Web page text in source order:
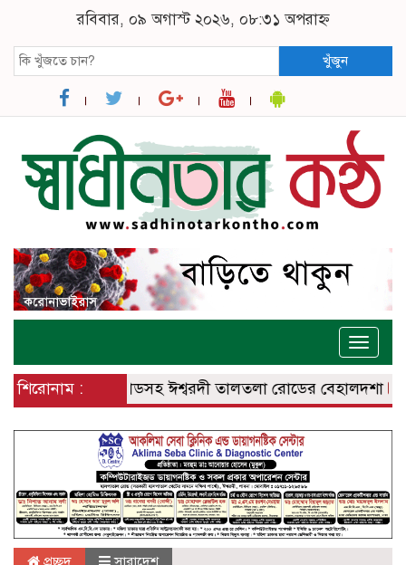
রবিবার, ০৯ অগাস্ট ২০২৬, ০৮:৩১ অপরাহ্ন
খুঁজুন
Toggle
শিরোনাম :
– বানেশ্বর রোডসহ ঈশ্বরদী তালতলা রোডের বেহালদশা
প্রচ্ছদ সারাদেশ